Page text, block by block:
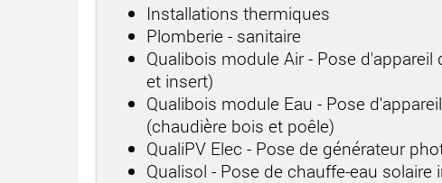
Installations thermiques
Plomberie - sanitaire
Qualibois module Air - Pose
et insert)
Qualibois module Eau - Pose
(chaudière bois et poêle)
QualiPV Elec - Pose de générateur
Qualisol - Pose de chauffe-eau